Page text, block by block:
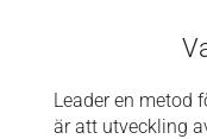
Leader en metod
är att utveckling